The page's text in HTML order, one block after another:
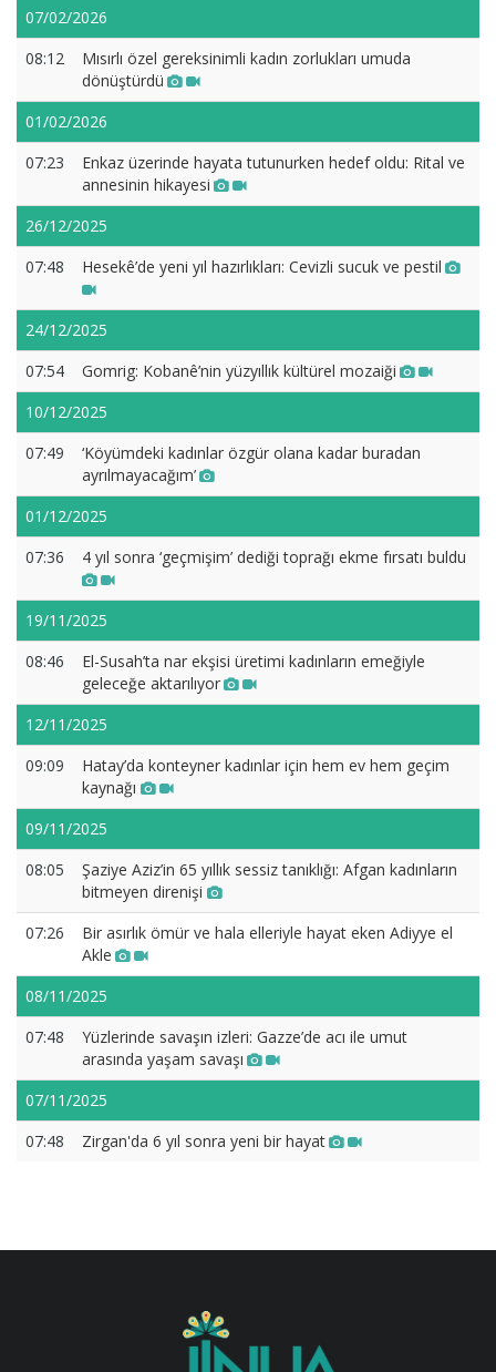
07/02/2026
08:12
Mısırlı özel gereksinimli kadın zorlukları umuda
dönüştürdü
01/02/2026
07:23
Enkaz üzerinde hayata tutunurken hedef oldu: Rital ve
annesinin hikayesi
26/12/2025
07:48
Hesekê’de yeni yıl hazırlıkları: Cevizli sucuk ve pestil
24/12/2025
07:54
Gomrig: Kobanê’nin yüzyıllık kültürel mozaiği
10/12/2025
07:49
‘Köyümdeki kadınlar özgür olana kadar buradan
ayrılmayacağım’
01/12/2025
07:36
4 yıl sonra ‘geçmişim’ dediği toprağı ekme fırsatı buldu
19/11/2025
08:46
El-Susah’ta nar ekşisi üretimi kadınların emeğiyle
geleceğe aktarılıyor
12/11/2025
09:09
Hatay’da konteyner kadınlar için hem ev hem geçim
kaynağı
09/11/2025
08:05
Şaziye Aziz’in 65 yıllık sessiz tanıklığı: Afgan kadınların
bitmeyen direnişi
07:26
Bir asırlık ömür ve hala elleriyle hayat eken Adiyye el
Akle
08/11/2025
07:48
Yüzlerinde savaşın izleri: Gazze’de acı ile umut
arasında yaşam savaşı
07/11/2025
07:48
Zirgan'da 6 yıl sonra yeni bir hayat